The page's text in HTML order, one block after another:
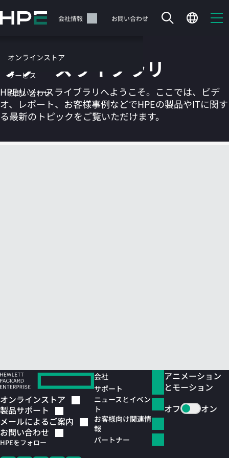
イ
テ
ツ
に
ス
ッ
サポート 会社情報 お問い合わせ
オンラインストア
サービス
お問い合わせ
カートは空です
リソースライブラリ
HPEリソースライブラリへようこそ。ここでは、ビデ
オ、レポート、お客様事例などでHPEの製品やITに関す
る最新のトピックをご覧いただけます。
オンラインストア
製品サポート
メールによるご案内
お問い合わせ
HPEをフォロー
会社
サポート
ニュースとイベン
ト
お客様向け関連情
報
パートナー
アニメーション
とモーション
オフ
オン